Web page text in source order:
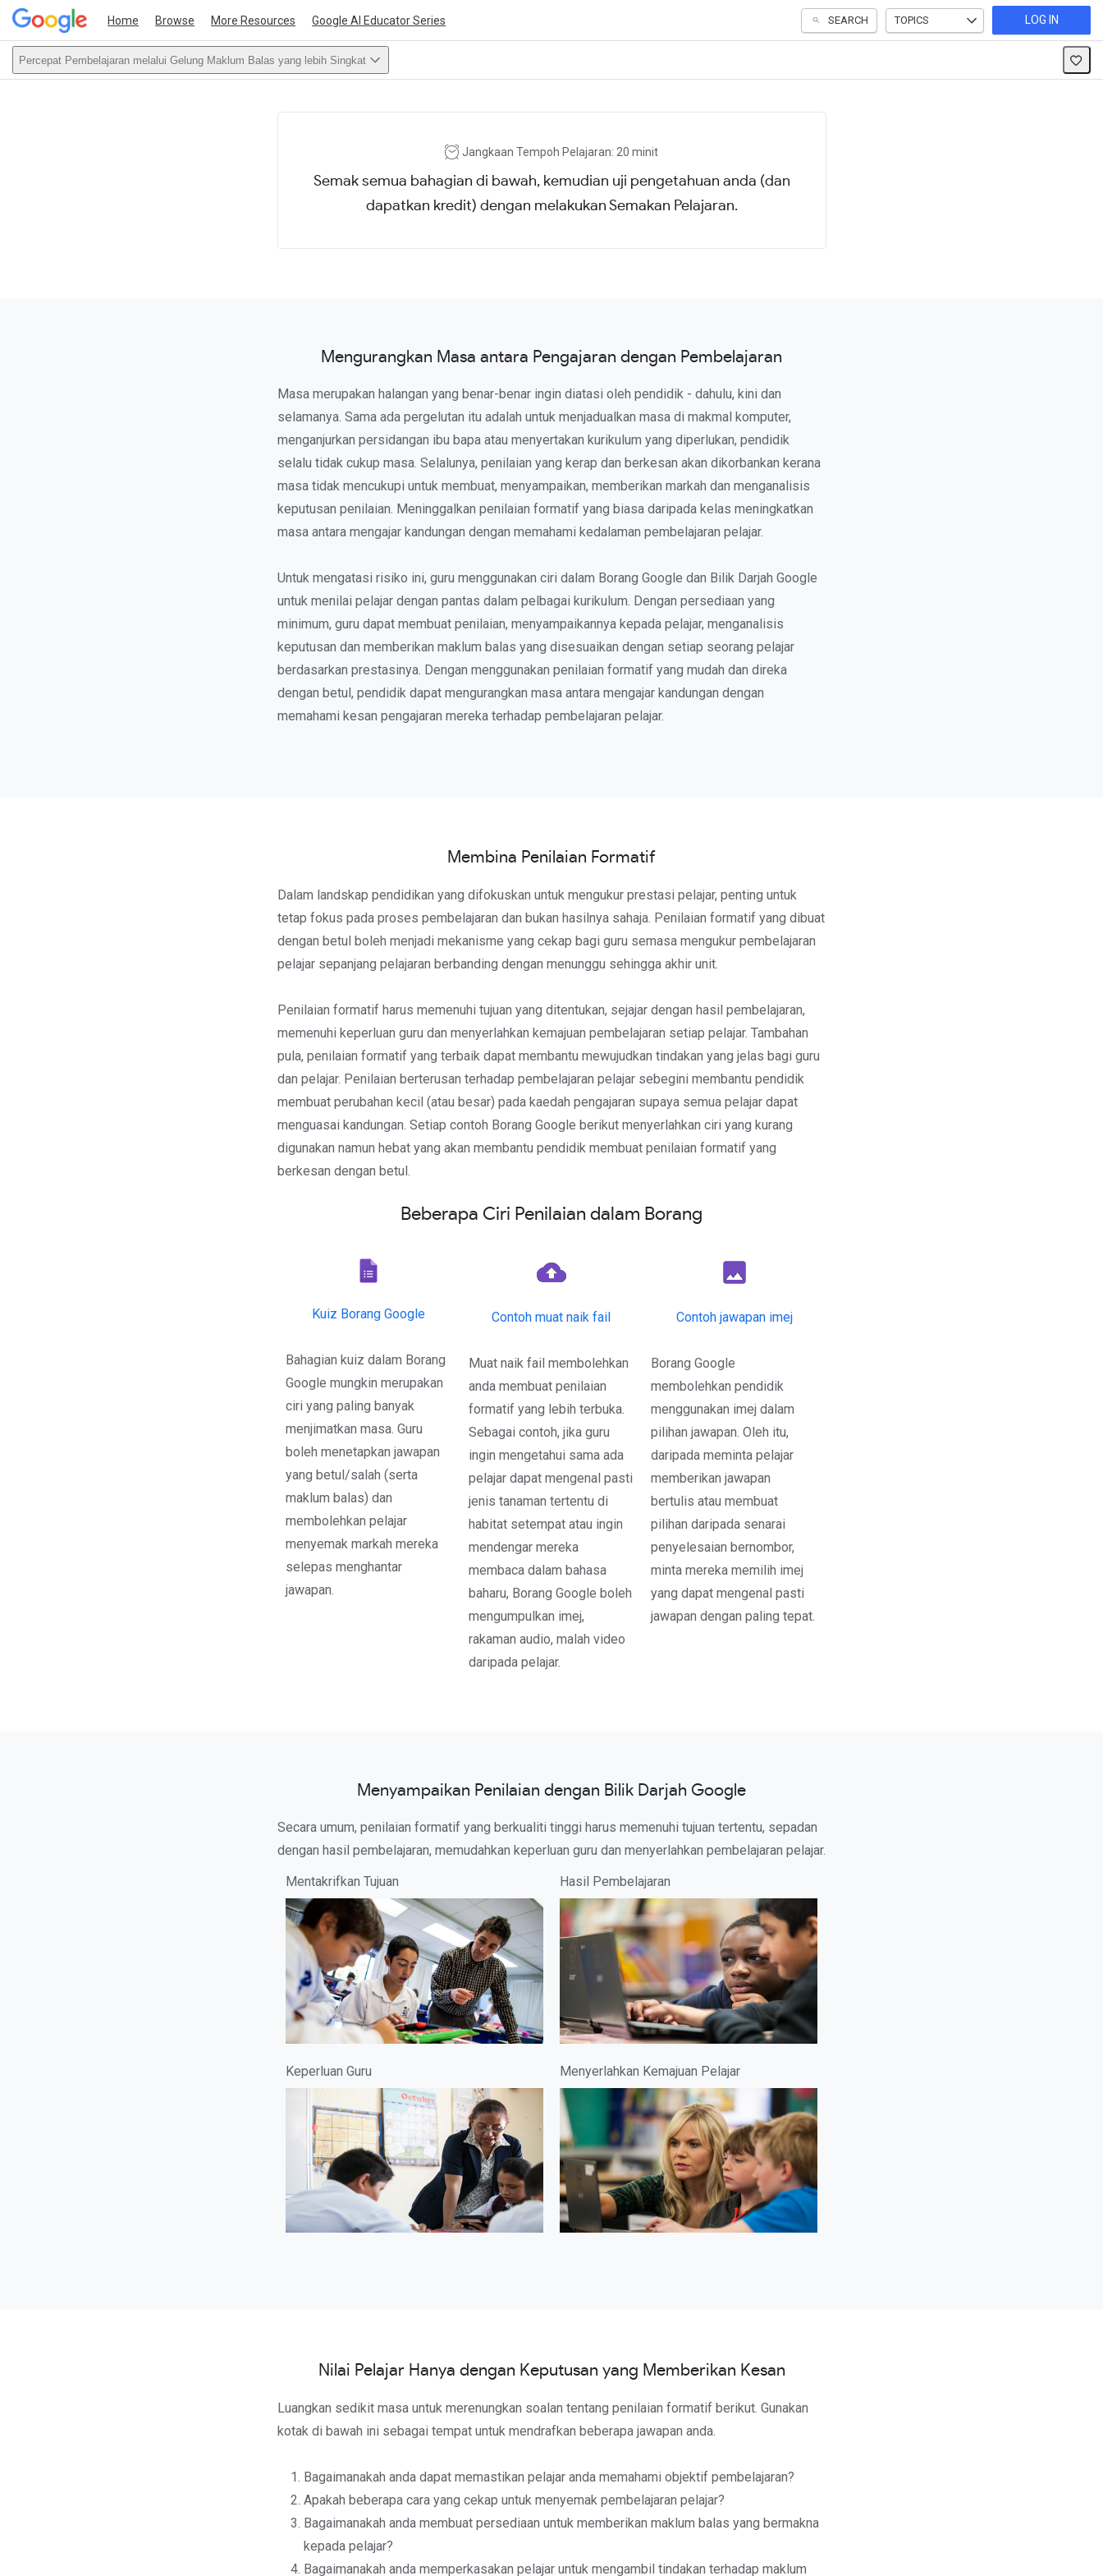
Home Browse More Resources Google AI Educator Series SEARCH TOPICS LOG IN
Percepat Pembelajaran melalui Gelung Maklum Balas yang lebih Singkat
Jangkaan Tempoh Pelajaran: 20 minit
Semak semua bahagian di bawah, kemudian uji pengetahuan anda (dan
dapatkan kredit) dengan melakukan Semakan Pelajaran.
Mengurangkan Masa antara Pengajaran dengan Pembelajaran
Masa merupakan halangan yang benar-benar ingin diatasi oleh pendidik - dahulu, kini dan
selamanya. Sama ada pergelutan itu adalah untuk menjadualkan masa di makmal komputer,
menganjurkan persidangan ibu bapa atau menyertakan kurikulum yang diperlukan, pendidik
selalu tidak cukup masa. Selalunya, penilaian yang kerap dan berkesan akan dikorbankan kerana
masa tidak mencukupi untuk membuat, menyampaikan, memberikan markah dan menganalisis
keputusan penilaian. Meninggalkan penilaian formatif yang biasa daripada kelas meningkatkan
masa antara mengajar kandungan dengan memahami kedalaman pembelajaran pelajar.
Untuk mengatasi risiko ini, guru menggunakan ciri dalam Borang Google dan Bilik Darjah Google
untuk menilai pelajar dengan pantas dalam pelbagai kurikulum. Dengan persediaan yang
minimum, guru dapat membuat penilaian, menyampaikannya kepada pelajar, menganalisis
keputusan dan memberikan maklum balas yang disesuaikan dengan setiap seorang pelajar
berdasarkan prestasinya. Dengan menggunakan penilaian formatif yang mudah dan direka
dengan betul, pendidik dapat mengurangkan masa antara mengajar kandungan dengan
memahami kesan pengajaran mereka terhadap pembelajaran pelajar.
Membina Penilaian Formatif
Dalam landskap pendidikan yang difokuskan untuk mengukur prestasi pelajar, penting untuk
tetap fokus pada proses pembelajaran dan bukan hasilnya sahaja. Penilaian formatif yang dibuat
dengan betul boleh menjadi mekanisme yang cekap bagi guru semasa mengukur pembelajaran
pelajar sepanjang pelajaran berbanding dengan menunggu sehingga akhir unit.
Penilaian formatif harus memenuhi tujuan yang ditentukan, sejajar dengan hasil pembelajaran,
memenuhi keperluan guru dan menyerlahkan kemajuan pembelajaran setiap pelajar. Tambahan
pula, penilaian formatif yang terbaik dapat membantu mewujudkan tindakan yang jelas bagi guru
dan pelajar. Penilaian berterusan terhadap pembelajaran pelajar sebegini membantu pendidik
membuat perubahan kecil (atau besar) pada kaedah pengajaran supaya semua pelajar dapat
menguasai kandungan. Setiap contoh Borang Google berikut menyerlahkan ciri yang kurang
digunakan namun hebat yang akan membantu pendidik membuat penilaian formatif yang
berkesan dengan betul.
Beberapa Ciri Penilaian dalam Borang
Kuiz Borang Google
Bahagian kuiz dalam Borang
Google mungkin merupakan
ciri yang paling banyak
menjimatkan masa. Guru
boleh menetapkan jawapan
yang betul/salah (serta
maklum balas) dan
membolehkan pelajar
menyemak markah mereka
selepas menghantar
jawapan.
Contoh muat naik fail
Muat naik fail membolehkan
anda membuat penilaian
formatif yang lebih terbuka.
Sebagai contoh, jika guru
ingin mengetahui sama ada
pelajar dapat mengenal pasti
jenis tanaman tertentu di
habitat setempat atau ingin
mendengar mereka
membaca dalam bahasa
baharu, Borang Google boleh
mengumpulkan imej,
rakaman audio, malah video
daripada pelajar.
Contoh jawapan imej
Borang Google
membolehkan pendidik
menggunakan imej dalam
pilihan jawapan. Oleh itu,
daripada meminta pelajar
memberikan jawapan
bertulis atau membuat
pilihan daripada senarai
penyelesaian bernombor,
minta mereka memilih imej
yang dapat mengenal pasti
jawapan dengan paling tepat.
Menyampaikan Penilaian dengan Bilik Darjah Google
Secara umum, penilaian formatif yang berkualiti tinggi harus memenuhi tujuan tertentu, sepadan
dengan hasil pembelajaran, memudahkan keperluan guru dan menyerlahkan pembelajaran pelajar.
Mentakrifkan Tujuan
Hasil Pembelajaran
Keperluan Guru Menyerlahkan Kemajuan Pelajar
Nilai Pelajar Hanya dengan Keputusan yang Memberikan Kesan
Luangkan sedikit masa untuk merenungkan soalan tentang penilaian formatif berikut. Gunakan
kotak di bawah ini sebagai tempat untuk mendrafkan beberapa jawapan anda.
Bagaimanakah anda dapat memastikan pelajar anda memahami objektif pembelajaran?
Apakah beberapa cara yang cekap untuk menyemak pembelajaran pelajar?
Bagaimanakah anda membuat persediaan untuk memberikan maklum balas yang bermakna
kepada pelajar?
Bagaimanakah anda memperkasakan pelajar untuk mengambil tindakan terhadap maklum